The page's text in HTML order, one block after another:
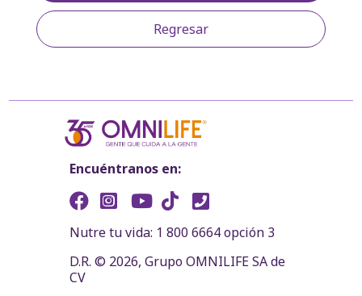
Regresar
Encuéntranos en:
Nutre tu vida: 1 800 6664 opción 3
D.R. © 2026, Grupo OMNILIFE SA de
CV